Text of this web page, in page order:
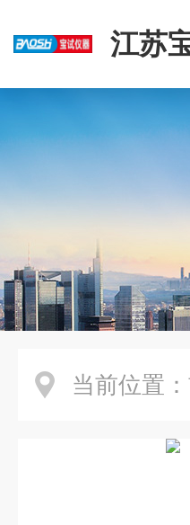
江苏
当前位置：